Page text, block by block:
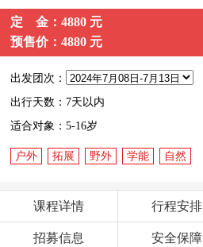
定 金：4880 元
预售价：4880 元
出发团次：
出行天数：7天以内
适合对象：5-16岁
户外 拓展 野外 学能 自然
课程详情 行程安排
招募信息 安全保障